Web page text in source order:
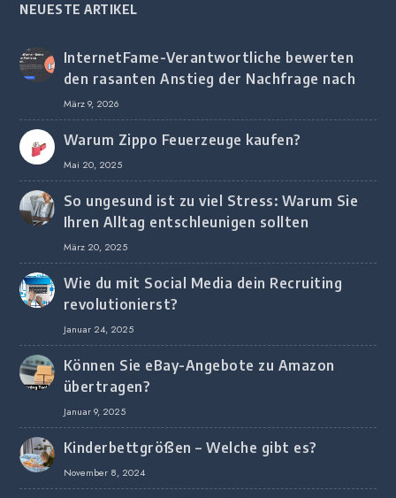
NEUESTE ARTIKEL
InternetFame-Verantwortliche bewerten
den rasanten Anstieg der Nachfrage nach
digitalem Marketing bei deutschen
Unternehmen
März 9, 2026
Warum Zippo Feuerzeuge kaufen?
Mai 20, 2025
So ungesund ist zu viel Stress: Warum Sie
Ihren Alltag entschleunigen sollten
März 20, 2025
Wie du mit Social Media dein Recruiting
revolutionierst?
Januar 24, 2025
Können Sie eBay-Angebote zu Amazon
übertragen?
Januar 9, 2025
Kinderbettgrößen – Welche gibt es?
November 8, 2024